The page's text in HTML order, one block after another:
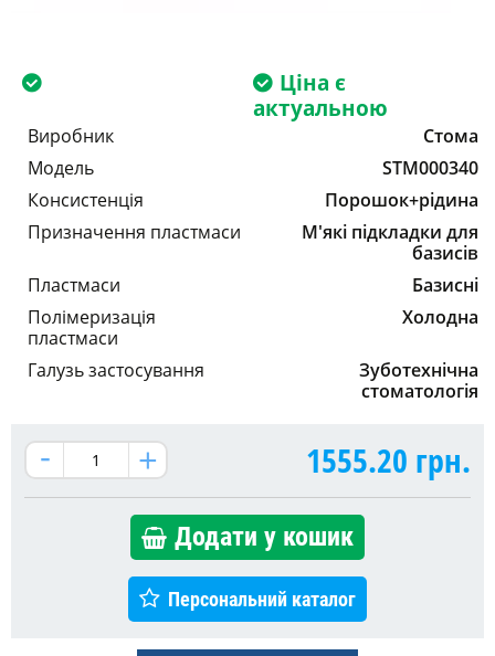
Ціна є
актуальною
Виробник
Стома
Модель
STM000340
Консистенція
Порошок+рідина
Призначення пластмаси
М'які підкладки для
базисів
Пластмаси
Базисні
Полімеризація
пластмаси
Холодна
Галузь застосування
Зуботехнічна
стоматологія
1555.20 грн.
Додати у кошик
Персональний каталог